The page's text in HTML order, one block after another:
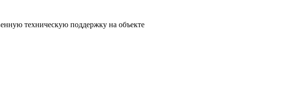
техническую поддержку на объекте